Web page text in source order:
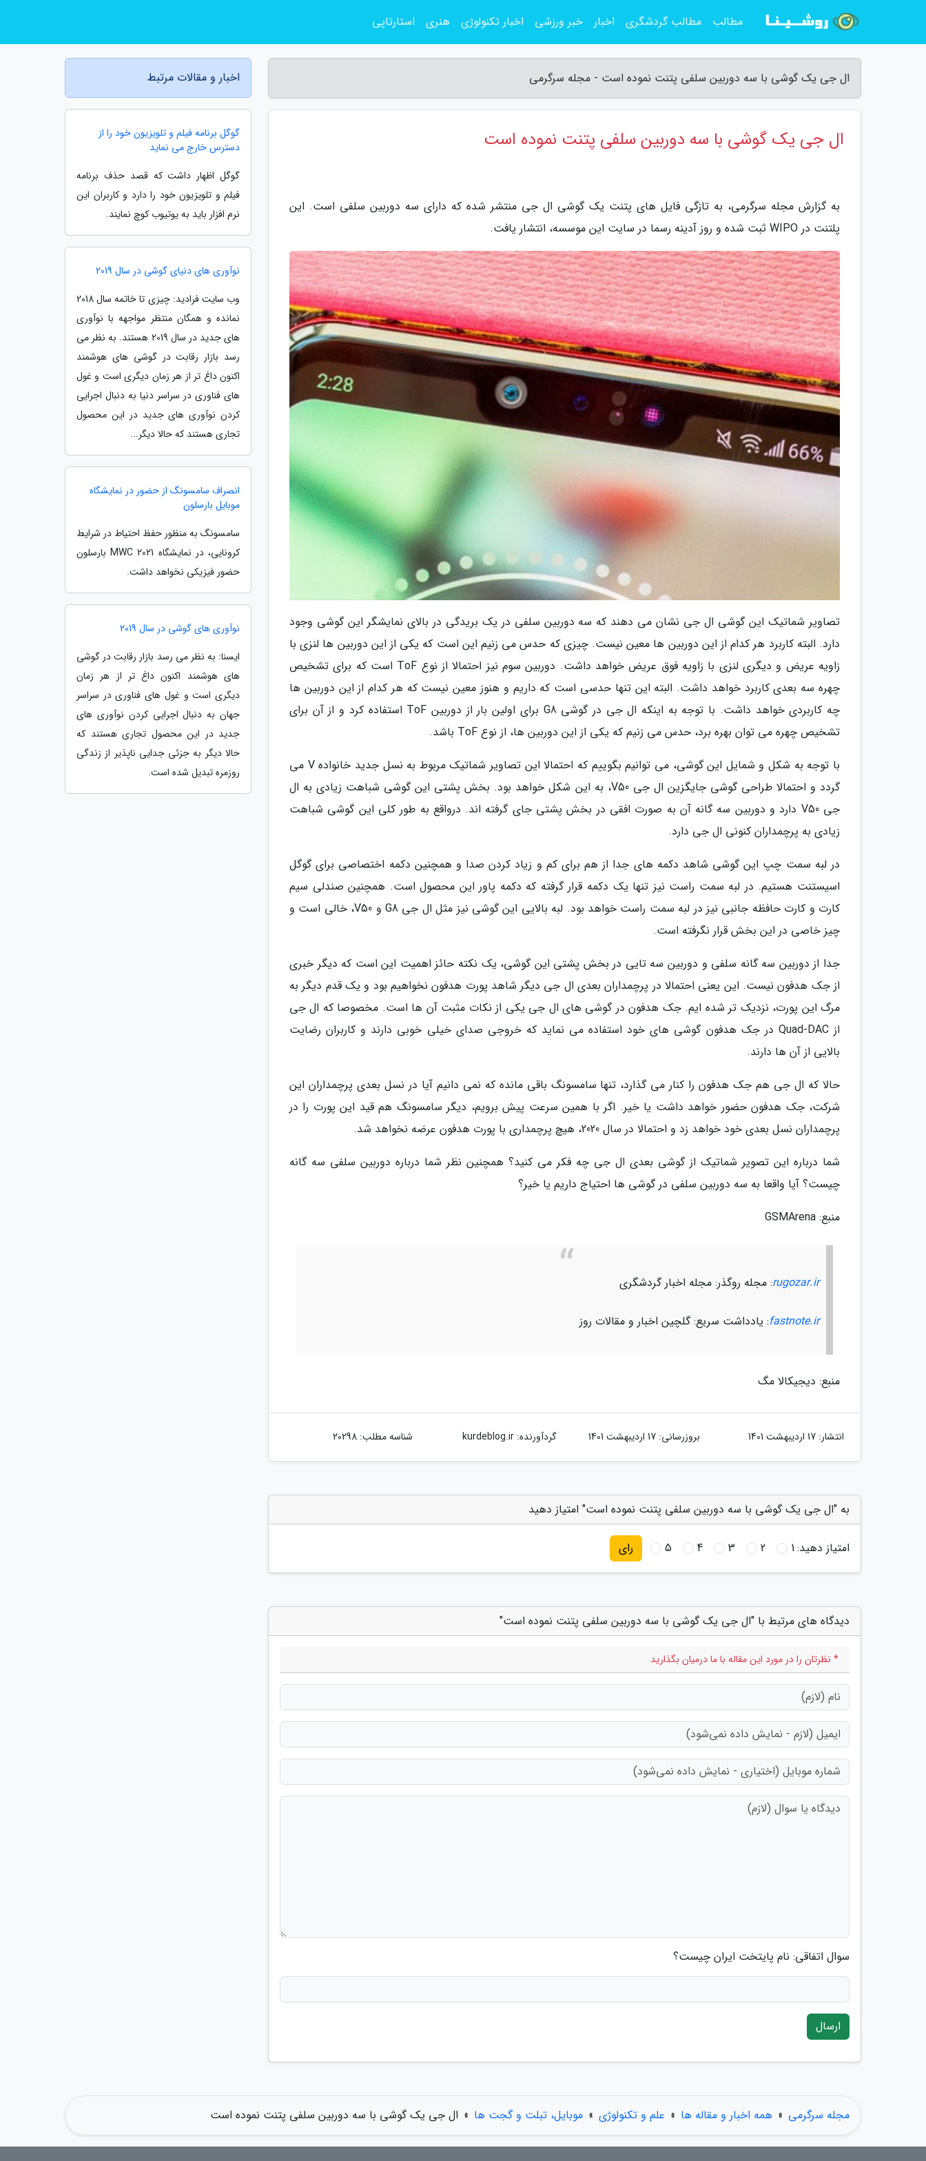
ال جی یک گوشی با سه دوربین سلفی پتنت نموده است - مجله سرگرمی
ال جی یک گوشی با سه دوربین سلفی پتنت نموده است
به گزارش مجله سرگرمی، به تازگی فایل های پتنت یک گوشی ال جی منتشر شده که دارای سه دوربین سلفی است. این
پلتنت در WIPO ثبت شده و روز آدینه رسما در سایت این موسسه، انتشار یافت.
تصاویر شماتیک این گوشی ال جی نشان می دهند که سه دوربین سلفی در یک بریدگی در بالای نمایشگر این گوشی وجود
دارد. البته کاربرد هر کدام از این دوربین ها معین نیست. چیزی که حدس می زنیم این است که یکی از این دوربین ها لنزی با
زاویه عریض و دیگری لنزی با زاویه فوق عریض خواهد داشت. دوربین سوم نیز احتمالا از نوع ToF است که برای تشخیص
چهره سه بعدی کاربرد خواهد داشت. البته این تنها حدسی است که داریم و هنوز معین نیست که هر کدام از این دوربین ها
چه کاربردی خواهد داشت. با توجه به اینکه ال جی در گوشی G8 برای اولین بار از دوربین ToF استفاده کرد و از آن برای
تشخیص چهره می توان بهره برد، حدس می زنیم که یکی از این دوربین ها، از نوع ToF باشد.
با توجه به شکل و شمایل این گوشی، می توانیم بگوییم که احتمالا این تصاویر شماتیک مربوط به نسل جدید خانواده V می
گردد و احتمالا طراحی گوشی جایگزین ال جی V50، به این شکل خواهد بود. بخش پشتی این گوشی شباهت زیادی به ال
جی V50 دارد و دوربین سه گانه آن به صورت افقی در بخش پشتی جای گرفته اند. درواقع به طور کلی این گوشی شباهت
زیادی به پرچمداران کنونی ال جی دارد.
در لبه سمت چپ این گوشی شاهد دکمه های جدا از هم برای کم و زیاد کردن صدا و همچنین دکمه اختصاصی برای گوگل
اسیستنت هستیم. در لبه سمت راست نیز تنها یک دکمه قرار گرفته که دکمه پاور این محصول است. همچنین صندلی سیم
کارت و کارت حافظه جانبی نیز در لبه سمت راست خواهد بود. لبه بالایی این گوشی نیز مثل ال جی G8 و V50، خالی است و
چیز خاصی در این بخش قرار نگرفته است.
جدا از دوربین سه گانه سلفی و دوربین سه تایی در بخش پشتی این گوشی، یک نکته حائز اهمیت این است که دیگر خبری
از جک هدفون نیست. این یعنی احتمالا در پرچمداران بعدی ال جی دیگر شاهد پورت هدفون نخواهیم بود و یک قدم دیگر به
مرگ این پورت، نزدیک تر شده ایم. جک هدفون در گوشی های ال جی یکی از نکات مثبت آن ها است. مخصوصا که ال جی
از Quad-DAC در جک هدفون گوشی های خود استفاده می نماید که خروجی صدای خیلی خوبی دارند و کاربران رضایت
بالایی از آن ها دارند.
حالا که ال جی هم جک هدفون را کنار می گذارد، تنها سامسونگ باقی مانده که نمی دانیم آیا در نسل بعدی پرچمداران این
شرکت، جک هدفون حضور خواهد داشت یا خیر. اگر با همین سرعت پیش برویم، دیگر سامسونگ هم قید این پورت را در
پرچمداران نسل بعدی خود خواهد زد و احتمالا در سال 2020، هیچ پرچمداری با پورت هدفون عرضه نخواهد شد.
شما درباره این تصویر شماتیک از گوشی بعدی ال جی چه فکر می کنید؟ همچنین نظر شما درباره دوربین سلفی سه گانه
چیست؟ آیا واقعا به سه دوربین سلفی در گوشی ها احتیاج داریم یا خیر؟
منبع: GSMArena
rugozar.ir: مجله روگذر: مجله اخبار گردشگری
fastnote.ir: یادداشت سریع: گلچین اخبار و مقالات روز
منبع: دیجیکالا مگ
انتشار: 17 اردیبهشت 1401 بروزرسانی: 17 اردیبهشت 1401 گردآورنده:kurdeblog.ir شناسه مطلب: 20298
به "ال جی یک گوشی با سه دوربین سلفی پتنت نموده است" امتیاز دهید
امتیاز دهید:1
2
3
4
5 رای
دیدگاه های مرتبط با "ال جی یک گوشی با سه دوربین سلفی پتنت نموده است"
* نظرتان را در مورد این مقاله با ما درمیان بگذارید
سوال اتفاقی: نام پایتخت ایران چیست؟
ارسال
اخبار و مقالات مرتبط
گوگل برنامه فیلم و تلویزیون خود را از
دسترس خارج می نماید
گوگل اظهار داشت که قصد حذف برنامه
فیلم و تلویزیون خود را دارد و کاربران این
نرم افزار باید به یوتیوب کوچ نمایند.
نوآوری های دنیای گوشی در سال 2019
وب سایت فرادید: چیزی تا خاتمه سال 2018
نمانده و همگان منتظر مواجهه با نوآوری
های جدید در سال 2019 هستند. به نظر می
رسد بازار رقابت در گوشی های هوشمند
اکنون داغ تر از هر زمان دیگری است و غول
های فناوری در سراسر دنیا به دنبال اجرایی
کردن نوآوری های جدید در این محصول
تجاری هستند که حالا دیگر...
انصراف سامسونگ از حضور در نمایشگاه
موبایل بارسلون
سامسونگ به منظور حفظ احتیاط در شرایط
کرونایی، در نمایشگاه MWC 2021 بارسلون
حضور فیزیکی نخواهد داشت.
نوآوری های گوشی در سال 2019
ایسنا: به نظر می رسد بازار رقابت در گوشی
های هوشمند اکنون داغ تر از هر زمان
دیگری است و غول های فناوری در سراسر
جهان به دنبال اجرایی کردن نوآوری های
جدید در این محصول تجاری هستند که
حالا دیگر به جزئی جدایی ناپذیر از زندگی
روزمره تبدیل شده است.
مجله سرگرمی » همه اخبار و مقاله ها » علم و تکنولوژی » موبایل، تبلت و گجت ها » ال جی یک گوشی با سه دوربین سلفی پتنت نموده است
مطالب مطالب گردشگری اخبار خبر ورزشی اخبار تکنولوژی هنری استارتاپی